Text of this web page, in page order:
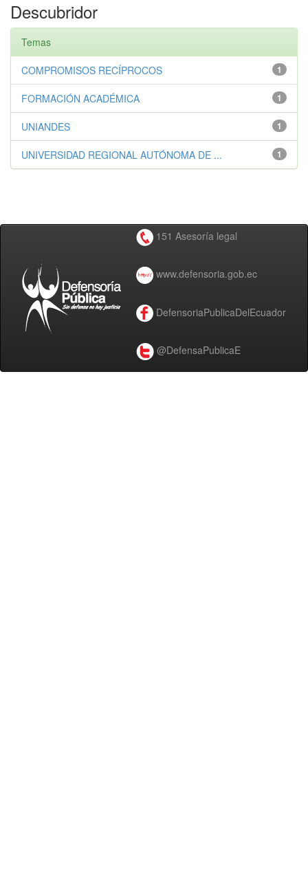
Descubridor
Temas
1
COMPROMISOS RECÍPROCOS
1
FORMACIÓN ACADÉMICA
1
UNIANDES
1
UNIVERSIDAD REGIONAL AUTÓNOMA DE ...
151 Asesoría legal
www.defensoria.gob.ec
DefensoriaPublicaDelEcuador
@DefensaPublicaE